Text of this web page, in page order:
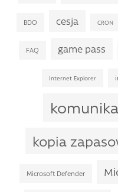
BDO cesja CRON
FAQ game pass
Internet Explorer
kopia
Microsoft Defender